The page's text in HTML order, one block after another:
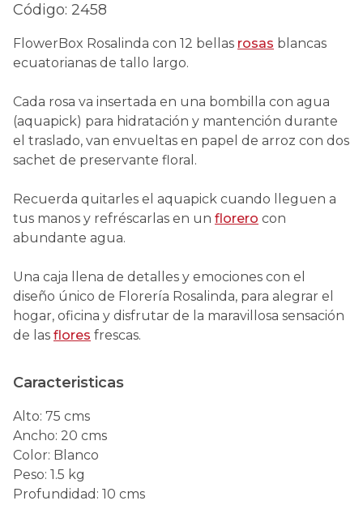
Código: 2458
FlowerBox Rosalinda con 12 bellas rosas blancas
ecuatorianas de tallo largo.
Cada rosa va insertada en una bombilla con agua
(aquapick) para hidratación y mantención durante
el traslado, van envueltas en papel de arroz con dos
sachet de preservante floral.
Recuerda quitarles el aquapick cuando lleguen a
tus manos y refréscarlas en un florero con
abundante agua.
Una caja llena de detalles y emociones con el
diseño único de Florería Rosalinda, para alegrar el
hogar, oficina y disfrutar de la maravillosa sensación
de las flores frescas.
Caracteristicas
Alto: 75 cms
Ancho: 20 cms
Color: Blanco
Peso: 1.5 kg
Profundidad : 10 cms